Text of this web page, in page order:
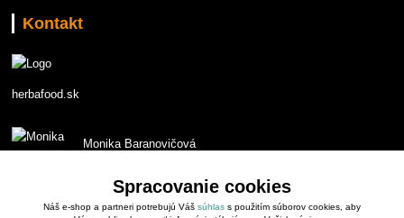
Kontakt
herbafood.sk
Monika Baranovičová
monika.baranovicova@gmail.com
Spracovanie cookies
Náš e-shop a partneri potrebujú Váš súhlas s použitím súborov cookies, aby